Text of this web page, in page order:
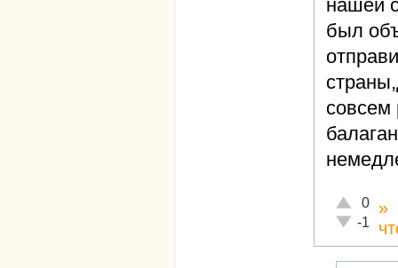
нашей
был
Отлично!
0
-1
»